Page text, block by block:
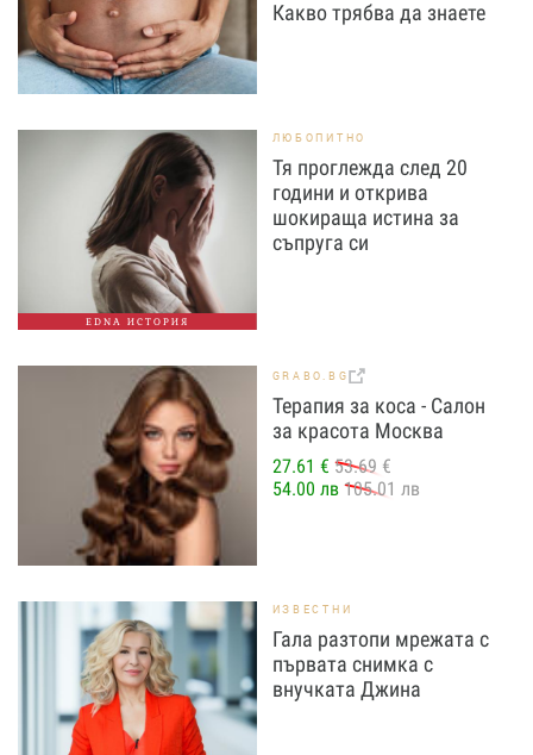
Какво трябва да знаете
EDNA ИСТОРИЯ
ЛЮБОПИТНО
Тя проглежда след 20
години и открива
шокираща истина за
съпруга си
GRABO.BG
Терапия за коса - Салон
за красота Москва
27.61 € 53.69 €
54.00 лв 105.01 лв
ИЗВЕСТНИ
Гала разтопи мрежата с
първата снимка с
внучката Джина